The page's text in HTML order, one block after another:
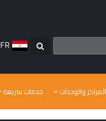
FR
المراكز والوحدات خدمات سريعة